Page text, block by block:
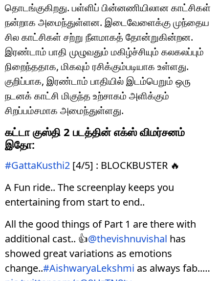
தொடங்குகிறது. பள்ளிப் பின்னணியிலான காட்சிகள்
நன்றாக அமைந்துள்ளன. இடைவேளைக்கு முந்தைய
சில காட்சிகள் சற்று நீளமாகத் தோன்றுகின்றன.
இரண்டாம் பாதி முழுவதும் மகிழ்ச்சியும் கலகலப்பும்
நிறைந்ததாக, மிகவும் ரசிக்கும்படியாக உள்ளது.
குறிப்பாக, இரண்டாம் பாதியில் இடம்பெறும் ஒரு
நடனக் காட்சி மிகுந்த உற்சாகம் அளிக்கும்
சிறப்பம்சமாக அமைந்துள்ளது.
கட்டா குஸ்தி 2 படத்தின் எக்ஸ் விமர்சனம்
இதோ:
#GattaKusthi2 [4/5] : BLOCKBUSTER 🔥
A Fun ride.. The screenplay keeps you
entertaining from start to end..
All the good things of Part 1 are there with
additional cast.. 👍@thevishnuvishal has
showed great variations as emotions
change..#AishwaryaLekshmi as always fab..…